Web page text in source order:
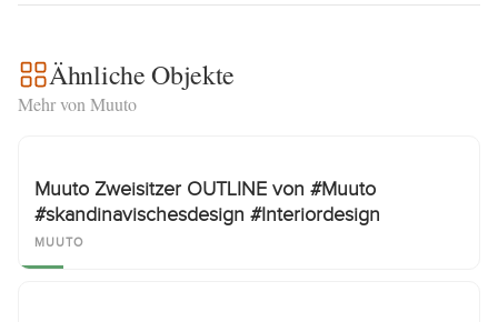
Ähnliche Objekte
Mehr von Muuto
Muuto Zweisitzer OUTLINE von #Muuto
#skandinavischesdesign #Interiordesign
MUUTO